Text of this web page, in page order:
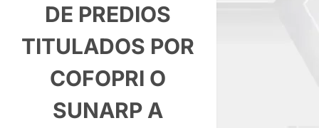
DE PREDIOS
TITULADOS POR
COFOPRI O
SUNARP A